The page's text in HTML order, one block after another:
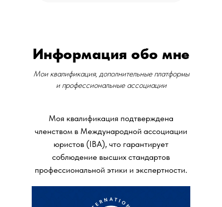
Мои квалификация, дополнительные платформы
и профессиональные ассоциации
Информация обо мне
Моя квалификация подтверждена
членством в Международной ассоциации
юристов (IBA), что гарантирует
соблюдение высших стандартов
профессиональной этики и экспертности.